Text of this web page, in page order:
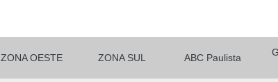
Micropigmentação
ZONA OESTE ZONA SUL ABC Paulista